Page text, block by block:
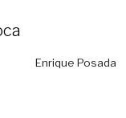
Enrique Posada